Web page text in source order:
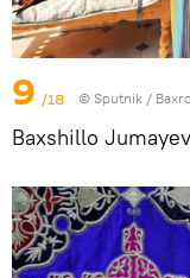
9 /18 © Sputnik /
Baxshillo